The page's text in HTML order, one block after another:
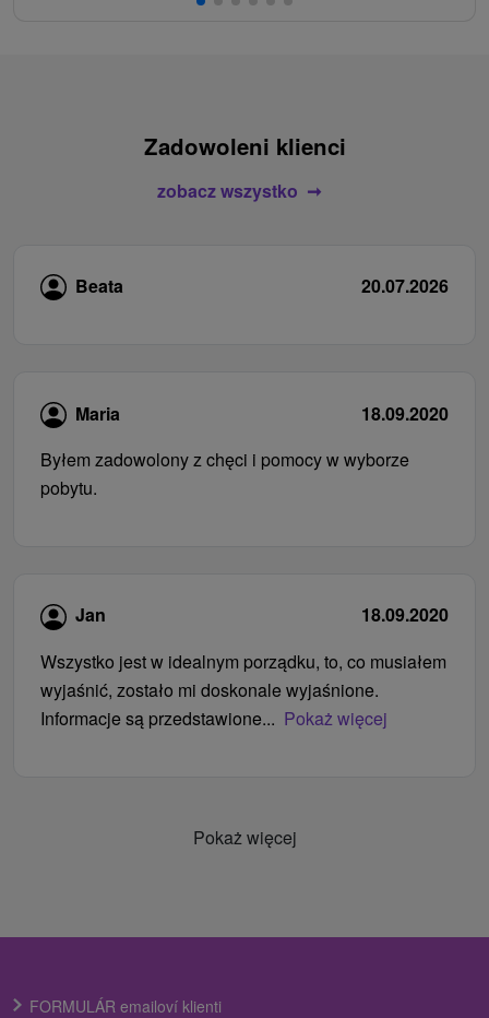
Zadowoleni klienci
zobacz wszystko
Beata 20.07.2026
Maria
18.09.2020
Byłem zadowolony z chęci i pomocy w wyborze
pobytu.
Jan
18.09.2020
Wszystko jest w idealnym porządku, to, co musiałem
wyjaśnić, zostało mi doskonale wyjaśnione.
Informacje są przedstawione... Pokaż więcej
Pokaż więcej
FORMULÁR emailoví klienti